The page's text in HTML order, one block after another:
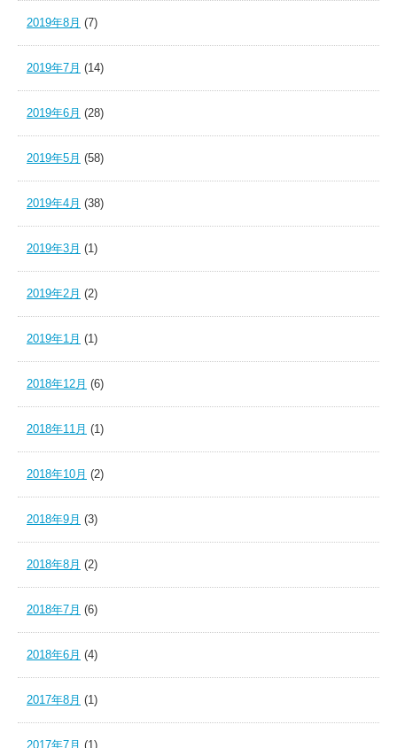
2019年8月 (7)
2019年7月 (14)
2019年6月 (28)
2019年5月 (58)
2019年4月 (38)
2019年3月 (1)
2019年2月 (2)
2019年1月 (1)
2018年12月 (6)
2018年11月 (1)
2018年10月 (2)
2018年9月 (3)
2018年8月 (2)
2018年7月 (6)
2018年6月 (4)
2017年8月 (1)
2017年7月 (1)